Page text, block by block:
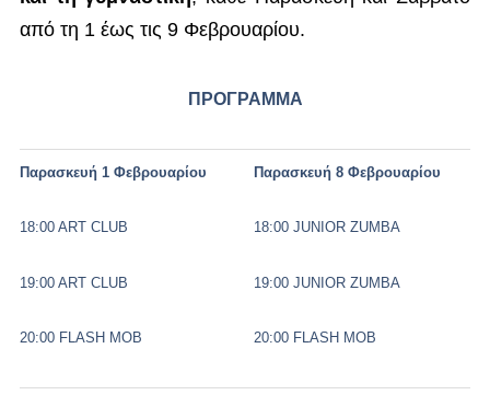
από τη 1 έως τις 9 Φεβρουαρίου.
ΠΡΟΓΡΑΜΜΑ
Παρασκευή 1 Φεβρουαρίου
18:00 ART CLUB
19:00 ART CLUB
20:00 FLASH MOB
Παρασκευή 8 Φεβρουαρίου
18:00 JUNIOR ZUMBA
19:00 JUNIOR ZUMBA
20:00 FLASH MOB